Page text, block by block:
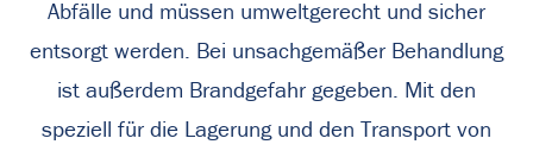
Abfälle und müssen umweltgerecht und sicher
entsorgt werden. Bei unsachgemäßer Behandlung
ist außerdem Brandgefahr gegeben. Mit den
speziell für die Lagerung und den Transport von